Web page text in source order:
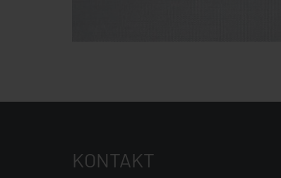
KONTAKT